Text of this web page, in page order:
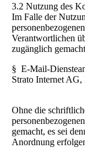
3.2 Nutzung des
Im Falle der
Verantwortlichen
zugänglich
§ E-Mail-
Strato Internet AG,
Ohne die
gemacht, es sei
Anordnung